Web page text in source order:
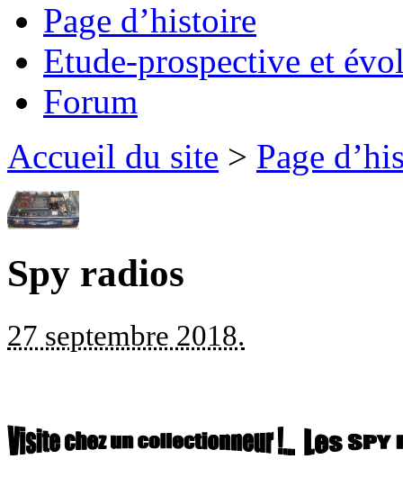
Page d’histoire
Etude-prospective et
Forum
Accueil du site > Page
Spy radios
27 septembre 2018.